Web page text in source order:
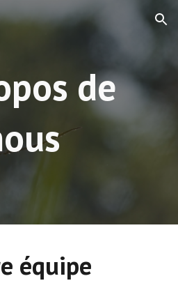
Skip to navigation
de
équipe